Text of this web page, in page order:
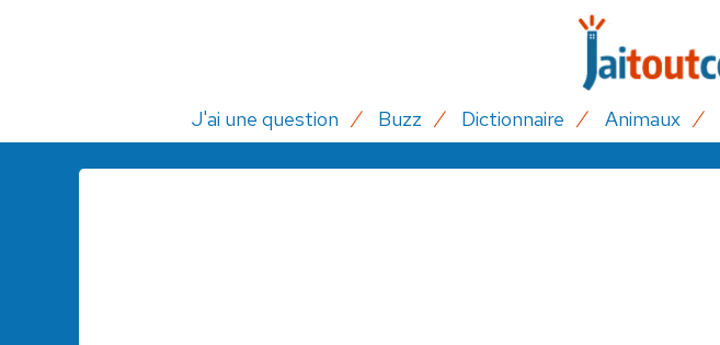
J'ai une question Buzz Dictionnaire Animaux